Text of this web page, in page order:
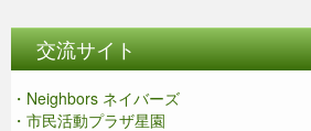
交流サイト
・Neighbors ネイバーズ
・市民活動プラザ星園